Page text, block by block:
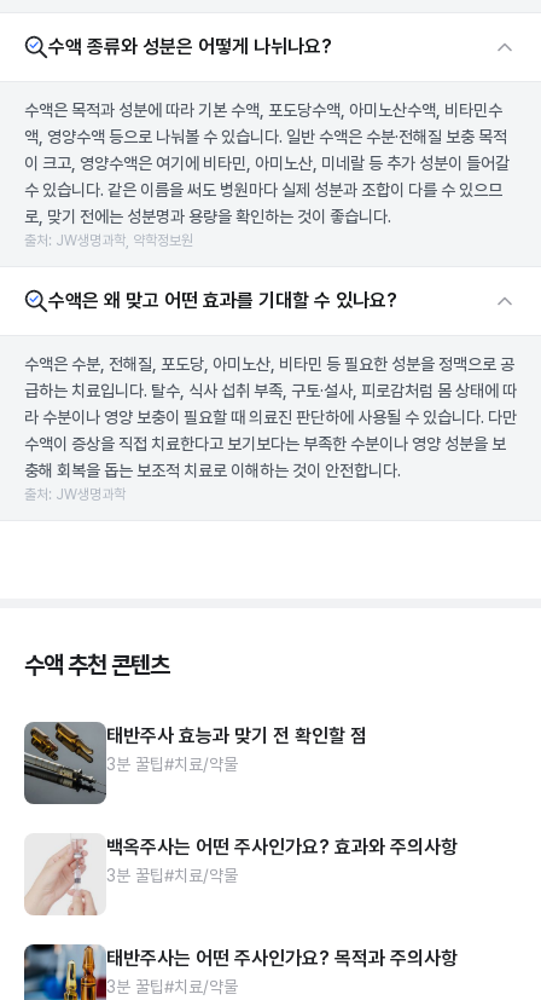
수액 종류와 성분은 어떻게 나뉘나요?
수액은 목적과 성분에 따라 기본 수액, 포도당수액, 아미노산수액, 비타민수
액, 영양수액 등으로 나눠볼 수 있습니다. 일반 수액은 수분·전해질 보충 목적
이 크고, 영양수액은 여기에 비타민, 아미노산, 미네랄 등 추가 성분이 들어갈
수 있습니다. 같은 이름을 써도 병원마다 실제 성분과 조합이 다를 수 있으므
로, 맞기 전에는 성분명과 용량을 확인하는 것이 좋습니다.
출처: JW생명과학, 약학정보원
수액은 왜 맞고 어떤 효과를 기대할 수 있나요?
수액은 수분, 전해질, 포도당, 아미노산, 비타민 등 필요한 성분을 정맥으로 공
급하는 치료입니다. 탈수, 식사 섭취 부족, 구토·설사, 피로감처럼 몸 상태에 따
라 수분이나 영양 보충이 필요할 때 의료진 판단하에 사용될 수 있습니다. 다만
수액이 증상을 직접 치료한다고 보기보다는 부족한 수분이나 영양 성분을 보
충해 회복을 돕는 보조적 치료로 이해하는 것이 안전합니다.
출처: JW생명과학
수액 추천 콘텐츠
태반주사 효능과 맞기 전 확인할 점
3분 꿀팁#치료/약물
백옥주사는 어떤 주사인가요? 효과와 주의사항
3분 꿀팁#치료/약물
태반주사는 어떤 주사인가요? 목적과 주의사항
3분 꿀팁#치료/약물